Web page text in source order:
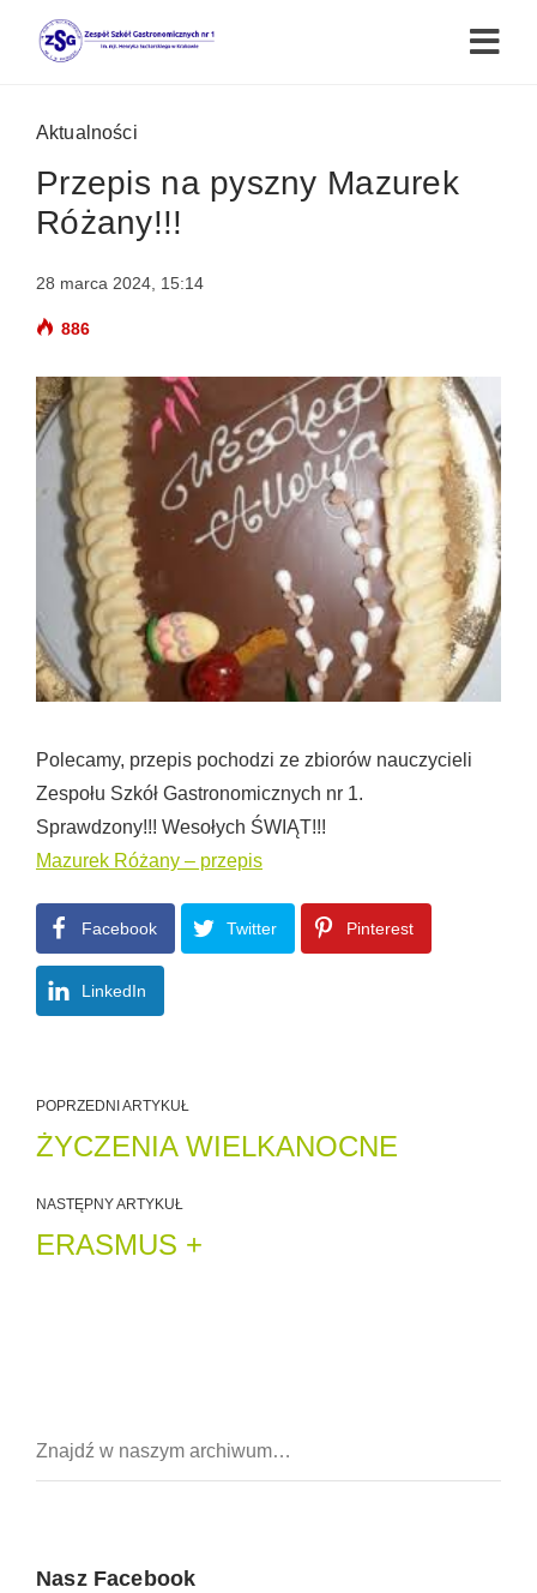
Aktualności
Przepis na pyszny Mazurek
Różany!!!
28 marca 2024, 15:14
886
Polecamy, przepis pochodzi ze zbiorów nauczycieli
Zespołu Szkół Gastronomicznych nr 1.
Sprawdzony!!! Wesołych ŚWIĄT!!!
Mazurek Różany – przepis
Facebook Twitter Pinterest
LinkedIn
POPRZEDNI ARTYKUŁ
ŻYCZENIA WIELKANOCNE
NASTĘPNY ARTYKUŁ
ERASMUS +
Nasz Facebook